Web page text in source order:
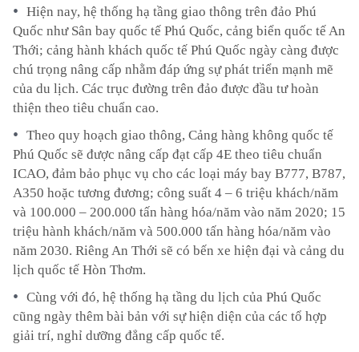
Hiện nay, hệ thống hạ tầng giao thông trên đảo Phú
Quốc như Sân bay quốc tế Phú Quốc, cảng biển quốc tế An
Thới; cảng hành khách quốc tế Phú Quốc ngày càng được
chú trọng nâng cấp nhằm đáp ứng sự phát triển mạnh mẽ
của du lịch. Các trục đường trên đảo được đầu tư hoàn
thiện theo tiêu chuẩn cao.
Theo quy hoạch giao thông, Cảng hàng không quốc tế
Phú Quốc sẽ được nâng cấp đạt cấp 4E theo tiêu chuẩn
ICAO, đảm bảo phục vụ cho các loại máy bay B777, B787,
A350 hoặc tương đương; công suất 4 – 6 triệu khách/năm
và 100.000 – 200.000 tấn hàng hóa/năm vào năm 2020; 15
triệu hành khách/năm và 500.000 tấn hàng hóa/năm vào
năm 2030. Riêng An Thới sẽ có bến xe hiện đại và cảng du
lịch quốc tế Hòn Thơm.
Cùng với đó, hệ thống hạ tầng du lịch của Phú Quốc
cũng ngày thêm bài bản với sự hiện diện của các tổ hợp
giải trí, nghỉ dưỡng đẳng cấp quốc tế.